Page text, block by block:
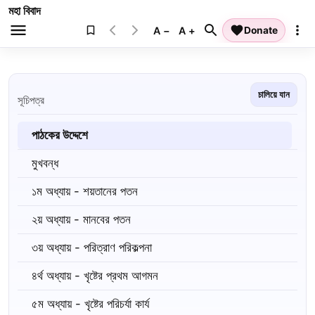
মহা বিবাদ
Donate
A − A +
সূচিপত্র চালিয়ে যান
পাঠকের উদ্দেশে
মুখবন্ধ
১ম অধ্যায় - শয়তানের পতন
২য় অধ্যায় - মানবের পতন
৩য় অধ্যায় - পরিত্রাণ পরিকল্পনা
৪র্থ অধ্যায় - খৃষ্টের প্রথম আগমন
৫ম অধ্যায় - খৃষ্টের পরিচর্যা কার্য